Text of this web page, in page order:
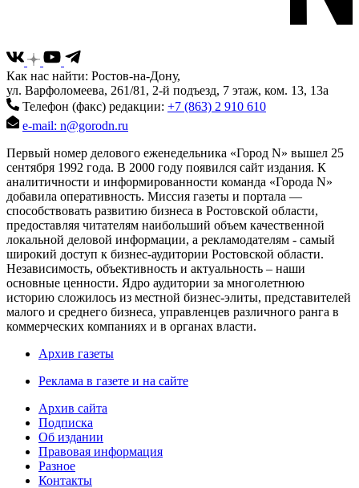
Как нас найти: Ростов-на-Дону,
ул. Варфоломеева, 261/81, 2-й подъезд, 7 этаж, ком. 13, 13а
Телефон (факс) редакции: +7 (863) 2 910 610
e-mail: n@gorodn.ru
Первый номер делового еженедельника «Город N» вышел 25
сентября 1992 года. В 2000 году появился сайт издания. К
аналитичности и информированности команда «Города N»
добавила оперативность. Миссия газеты и портала —
способствовать развитию бизнеса в Ростовской области,
предоставляя читателям наибольший объем качественной
локальной деловой информации, а рекламодателям - самый
широкий доступ к бизнес-аудитории Ростовской области.
Независимость, объективность и актуальность – наши
основные ценности. Ядро аудитории за многолетнюю
историю сложилось из местной бизнес-элиты, представителей
малого и среднего бизнеса, управленцев различного ранга в
коммерческих компаниях и в органах власти.
Архив газеты
Реклама в газете и на сайте
Архив сайта
Подписка
Об издании
Правовая информация
Разное
Контакты